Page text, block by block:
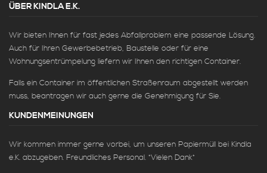
ÜBER KINDLA E.K.
Wir bieten Ihnen für fast jedes Abfallproblem eine passende Lösung.
Auch für Ihren Gewerbebetrieb, Baustelle oder für eine
Wohnungsentrümpelung liefern wir Ihnen den richtigen Container.
Falls ein Container im öffentlichen Straßenraum abgestellt werden
muss, beantragen wir auch gerne die Genehmigung für Sie.
KUNDENMEINUNGEN
Wir kommen immer gerne vorbei, um unseren Papiermüll bei Kindla
e.K. abzugeben. Freundliches Personal. *Vielen Dank*